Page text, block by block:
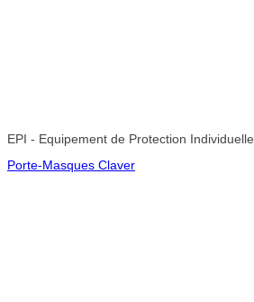
EPI - Equipement de Protection Individuelle
Porte-Masques Claver